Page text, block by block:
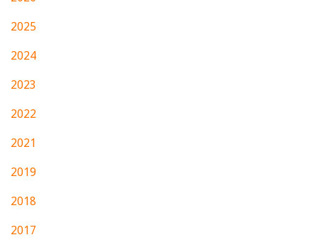
2025
2024
2023
2022
2021
2019
2018
2017